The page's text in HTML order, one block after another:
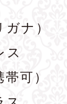
ナ）
レス
可）